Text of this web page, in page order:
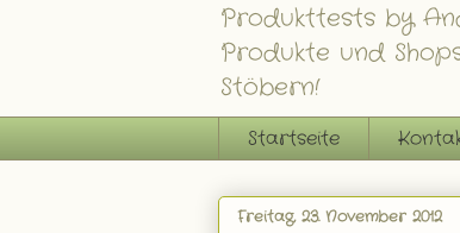
Produkttests by
Produkte und
Stöbern!
Startseite
Freitag, 23. November 2012